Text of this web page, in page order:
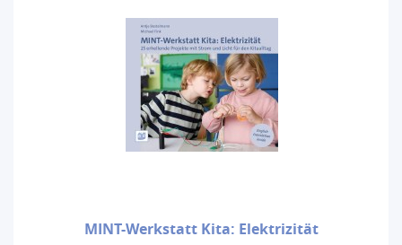
MINT-Werkstatt Kita: Elektrizität